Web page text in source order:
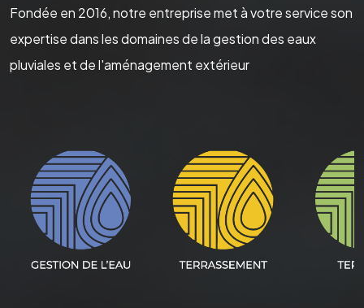
Fondée en 2016, notre entreprise met à votre service son
expertise dans les domaines de la gestion des eaux
pluviales et de l'aménagement extérieur